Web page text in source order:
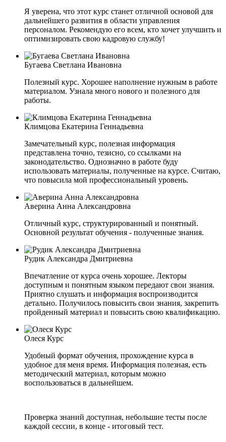
Я уверена, что этот курс станет отличной основой для
дальнейшего развития в области управления
персоналом. Рекомендую его всем, кто хочет улучшить и
оптимизировать свою кадровую службу!
Бугаева Светлана Ивановна
Полезный курс. Хорошее наполнение нужным в работе
материалом. Узнала много нового и полезного для
работы.
Климцова Екатерина Геннадьевна
Замечательный курс, полезная информация
представлена точно, тезисно, со ссылками на
законодательство. Однозначно в работе буду
использовать материалы, полученные на курсе. Считаю,
что повысила мой профессиональный уровень.
Аверина Анна Александровна
Отличный курс, структурированный и понятный.
Основной результат обучения - полученные знания.
Рудик Александра Дмитриевна
Впечатление от курса очень хорошее. Лекторы
доступным и понятным языком передают свои знания.
Приятно слушать и информация воспроизводится
детально. Получилось повысить свои знания, закрепить
пройденный материал и повысить свою квалификацию.
Олеся Курс
Удобный формат обучения, прохождение курса в
удобное для меня время. Информация полезная, есть
методический материал, которым можно
воспользоваться в дальнейшем.
Проверка знаний доступная, небольшие тесты после
каждой сессии, в конце - итоговый тест.